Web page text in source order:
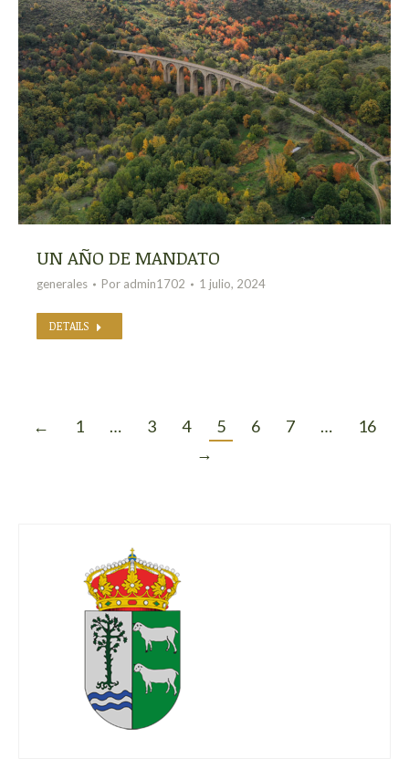
UN AÑO DE MANDATO
generales Por admin1702 1 julio, 2024
DETAILS
← 1 … 3 4 5 6 7 …
16
→